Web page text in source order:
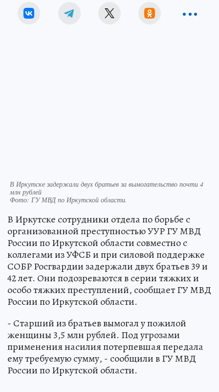
В Иркутске задержали двух братьев за вымогательство почти 4
млн рублей
Фото: ГУ МВД по Иркутской области.
В Иркутске сотрудники отдела по борьбе с
организованной преступностью УУР ГУ МВД
России по Иркутской области совместно с
коллегами из УФСБ и при силовой поддержке
СОБР Росгвардии задержали двух братьев 39 и
42 лет. Они подозреваются в серии тяжких и
особо тяжких преступлений, сообщает ГУ МВД
России по Иркутской области.
- Старший из братьев вымогал у пожилой
женщины 3,5 млн рублей. Под угрозами
применения насилия потерпевшая передала
ему требуемую сумму, - сообщили в ГУ МВД
России по Иркутской области.